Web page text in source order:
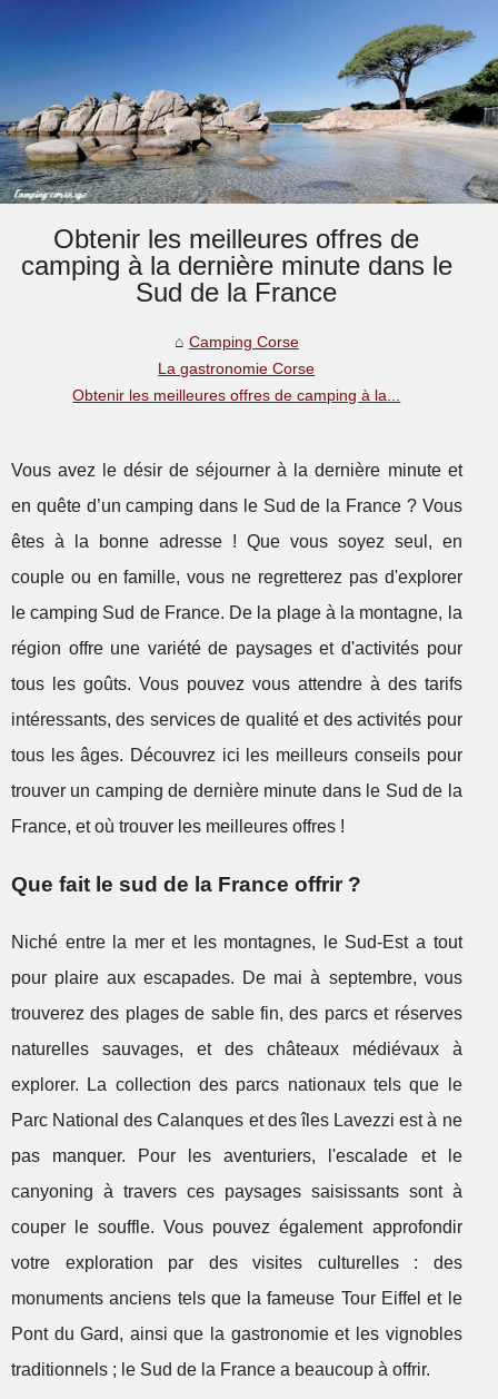
Obtenir les meilleures offres de
camping à la dernière minute dans le
Sud de la France
Camping Corse
La gastronomie Corse
Obtenir les meilleures offres de camping à la...
Vous avez le désir de séjourner à la dernière minute et
en quête d’un camping dans le Sud de la France ? Vous
êtes à la bonne adresse ! Que vous soyez seul, en
couple ou en famille, vous ne regretterez pas d'explorer
le camping Sud de France. De la plage à la montagne, la
région offre une variété de paysages et d'activités pour
tous les goûts. Vous pouvez vous attendre à des tarifs
intéressants, des services de qualité et des activités pour
tous les âges. Découvrez ici les meilleurs conseils pour
trouver un camping de dernière minute dans le Sud de la
France, et où trouver les meilleures offres !
Que fait le sud de la France offrir ?
Niché entre la mer et les montagnes, le Sud-Est a tout
pour plaire aux escapades. De mai à septembre, vous
trouverez des plages de sable fin, des parcs et réserves
naturelles sauvages, et des châteaux médiévaux à
explorer. La collection des parcs nationaux tels que le
Parc National des Calanques et des îles Lavezzi est à ne
pas manquer. Pour les aventuriers, l'escalade et le
canyoning à travers ces paysages saisissants sont à
couper le souffle. Vous pouvez également approfondir
votre exploration par des visites culturelles : des
monuments anciens tels que la fameuse Tour Eiffel et le
Pont du Gard, ainsi que la gastronomie et les vignobles
traditionnels ; le Sud de la France a beaucoup à offrir.